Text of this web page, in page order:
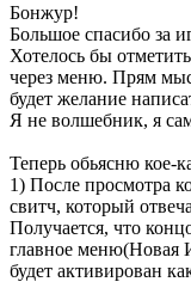
Бонжур!
Большое спасибо за
Хотелось бы
через меню. Прям
будет желание
Я не волшебник, я
Теперь обьясню кое-
1) После просмотра
свитч, который
Получается, что
главное меню(Новая
будет активирован